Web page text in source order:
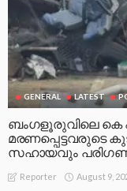
GENERAL LATEST
ബംഗളൂരുവിലെ
സഹായവും
Reporter August 9,